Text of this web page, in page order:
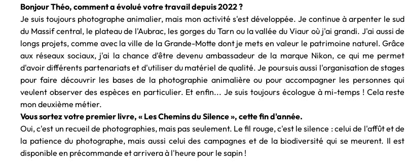
Bonjour Théo, comment a évolué votre travail depuis 2022 ?
Je suis toujours photographe animalier, mais mon activité s'est développée. Je continue à arpenter le sud
du Massif central, le plateau de l'Aubrac, les gorges du Tarn ou la vallée du Viaur où j'ai grandi. J'ai aussi de
longs projets, comme avec la ville de la Grande-Motte dont je mets en valeur le patrimoine naturel. Grâce
aux réseaux sociaux, j'ai la chance d'être devenu ambassadeur de la marque Nikon, ce qui me permet
d'avoir différents partenariats et d'utiliser du matériel de qualité. Je poursuis aussi l'organisation de stages
pour faire découvrir les bases de la photographie animalière ou pour accompagner les personnes qui
veulent observer des espèces en particulier. Et enfin... Je suis toujours écologue à mi-temps ! Cela reste
mon deuxième métier.
Vous sortez votre premier livre, « Les Chemins du Silence », cette fin d'année.
Oui, c'est un recueil de photographies, mais pas seulement. Le fil rouge, c'est le silence : celui de l'affût et de
la patience du photographe, mais aussi celui des campagnes et de la biodiversité qui se meurent. Il est
disponible en précommande et arrivera à l'heure pour le sapin !